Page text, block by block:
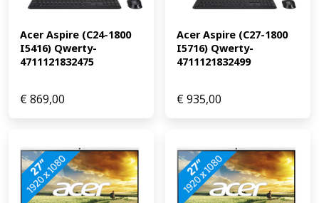
Acer Aspire (C24-1800
I5416) Qwerty-
4711121832475
€869,00
Acer Aspire (C27-1800
I5716) Qwerty-
4711121832499
€935,00